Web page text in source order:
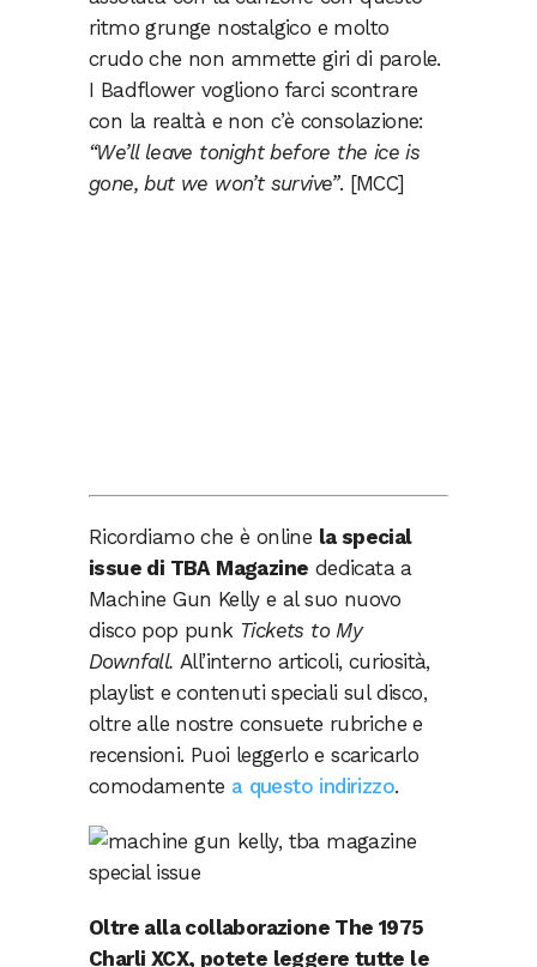
ritmo grunge nostalgico e molto
crudo che non ammette giri di parole.
I Badflower vogliono farci scontrare
con la realtà e non c’è consolazione:
“We’ll leave tonight before the ice is
gone, but we won’t survive”. [MCC]
Ricordiamo che è online la special
issue di TBA Magazine dedicata a
Machine Gun Kelly e al suo nuovo
disco pop punk Tickets to My
Downfall.All’interno articoli, curiosità,
playlist e contenuti speciali sul disco,
oltre alle nostre consuete rubriche e
recensioni. Puoi leggerlo e scaricarlo
comodamente a questo indirizzo.
Oltre alla collaborazione The 1975
Charli XCX, potete leggere tutte le